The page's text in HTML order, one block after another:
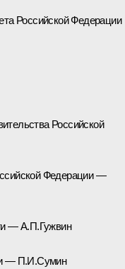
Российской Федерации
Российской
Федерации —
— А.П.Гужвин
— П.И.Сумин